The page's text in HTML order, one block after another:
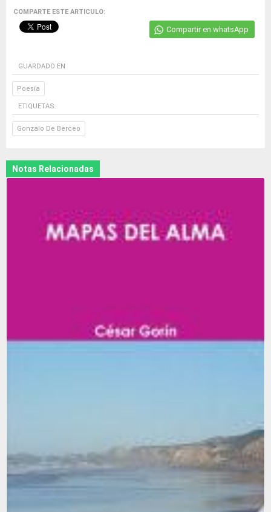
COMPARTE ESTE ARTICULO:
Compartir en whatsApp
GUARDADO EN
Poesía
ETIQUETAS:
Gonzalo De Berceo
Notas Relacionadas